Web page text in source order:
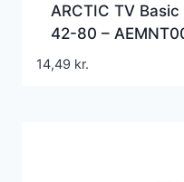
ARCTIC TV
42-80 –
14,49 kr.